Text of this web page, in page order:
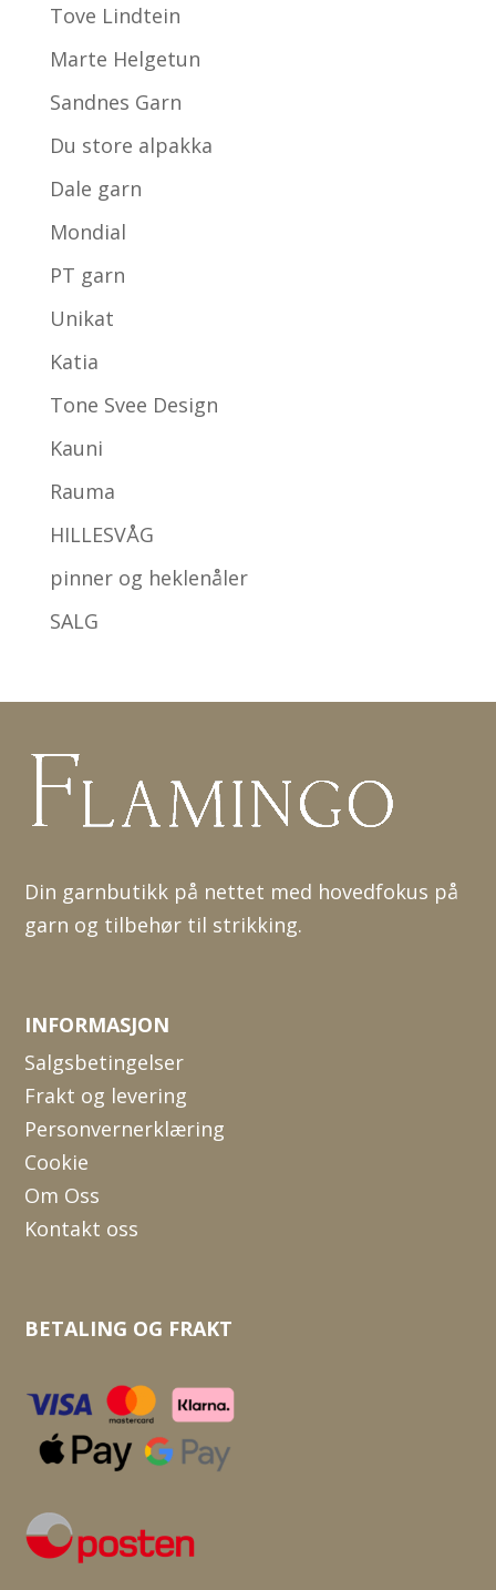
Tove Lindtein
Marte Helgetun
Sandnes Garn
Du store alpakka
Dale garn
Mondial
PT garn
Unikat
Katia
Tone Svee Design
Kauni
Rauma
HILLESVÅG
pinner og heklenåler
SALG
Din garnbutikk på nettet med hovedfokus på
garn og tilbehør til strikking.
INFORMASJON
Salgsbetingelser
Frakt og levering
Personvernerklæring
Cookie
Om Oss
Kontakt oss
BETALING OG FRAKT